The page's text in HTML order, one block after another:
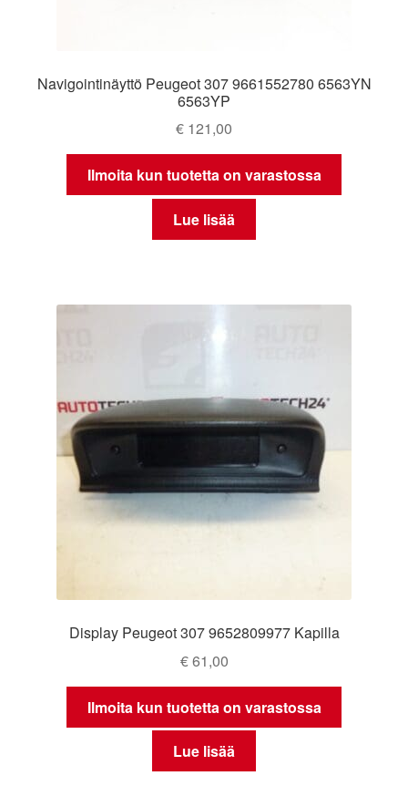
Navigointinäyttö Peugeot 307 9661552780 6563YN
6563YP
€ 121,00
Ilmoita kun tuotetta on varastossa
Lue lisää
Display Peugeot 307 9652809977 Kapilla
€61,00
Ilmoita kun tuotetta on varastossa
Lue lisää